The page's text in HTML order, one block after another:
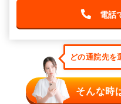
電話
どの通院先を
そんな時